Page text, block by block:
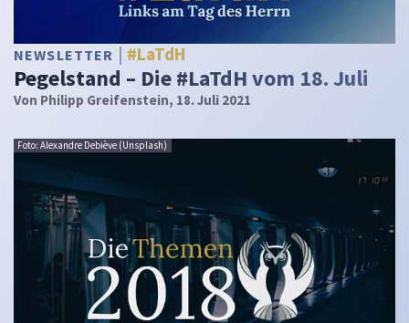
NEWSLETTER #LaTdH
Pegelstand – Die #LaTdH vom 18. Juli
Von Philipp Greifenstein, 18. Juli 2021
Foto: Alexandre Debiève (Unsplash)